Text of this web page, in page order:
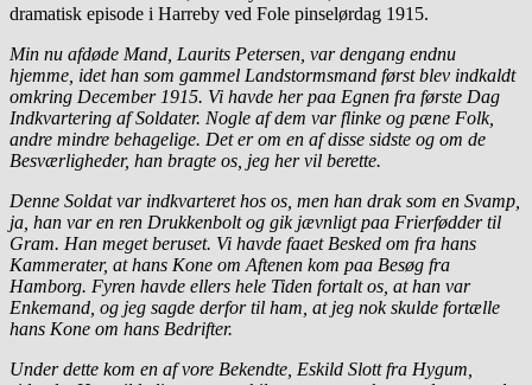
dramatisk episode i Harreby ved Fole pinselørdag 1915.
Min nu afdøde Mand, Laurits Petersen, var dengang endnu
hjemme, idet han som gammel Landstormsmand først blev indkaldt
omkring December 1915. Vi havde her paa Egnen fra første Dag
Indkvartering af Soldater. Nogle af dem var flinke og pæne Folk,
andre mindre behagelige. Det er om en af disse sidste og om de
Besværligheder, han bragte os, jeg her vil berette.
Denne Soldat var indkvarteret hos os, men han drak som en Svamp,
ja, han var en ren Drukkenbolt og gik jævnligt paa Frierfødder til
Gram. Han meget beruset. Vi havde faaet Besked om fra hans
Kammerater, at hans Kone om Aftenen kom paa Besøg fra
Hamborg. Fyren havde ellers hele Tiden fortalt os, at han var
Enkemand, og jeg sagde derfor til ham, at jeg nok skulde fortælle
hans Kone om hans Bedrifter.
Under dette kom en af vore Bekendte, Eskild Slott fra Hygum,